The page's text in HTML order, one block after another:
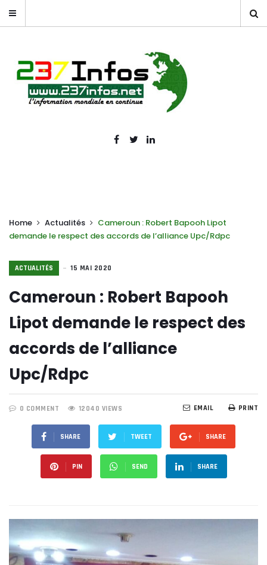
Home Actualités
Cameroun : Robert Bapooh Lipot
demande le respect des accords de l’alliance Upc/Rdpc
ACTUALITÉS 15 MAI 2020
Cameroun : Robert Bapooh
Lipot demande le respect des
accords de l’alliance
Upc/Rdpc
0 COMMENT 12040 VIEWS PRINT
EMAIL
SHARE TWEET SHARE
PIN SEND SHARE